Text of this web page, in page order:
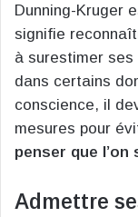
Dunning-Kruger
signifie
à surestimer
dans certains
conscience, il
mesures pour
penser que l’on
Admettre